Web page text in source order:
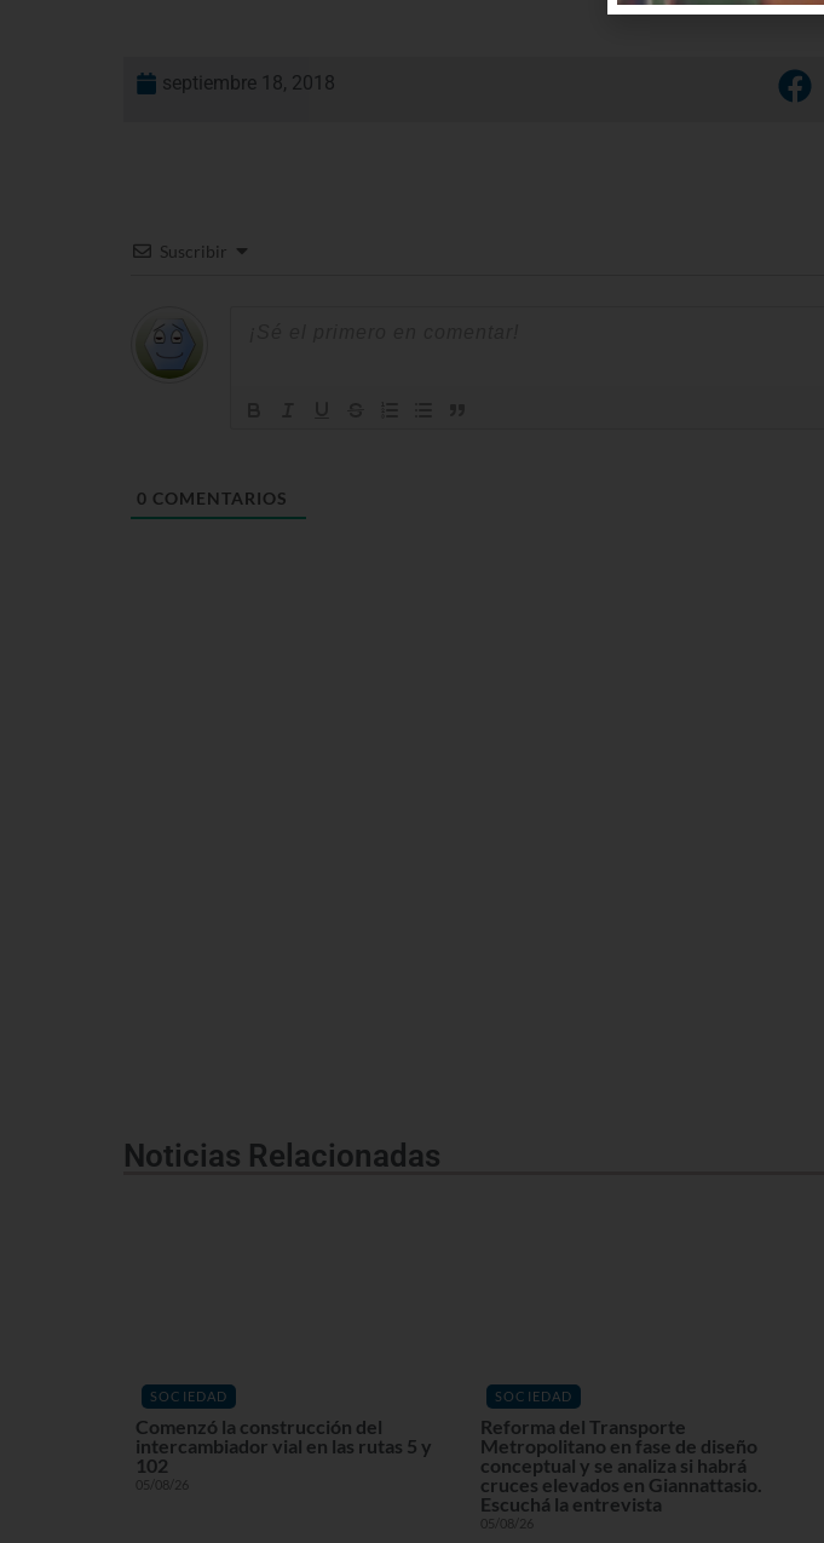
septiembre 18, 2018
Suscribir
0 COMENTARIOS
Noticias Relacionadas
SOCIEDAD
Comenzó la construcción del
intercambiador vial en las rutas 5 y
102
05/08/26
SOCIEDAD
Reforma del Transporte
Metropolitano en fase de diseño
conceptual y se analiza si habrá
cruces elevados en Giannattasio.
Escuchá la entrevista
05/08/26